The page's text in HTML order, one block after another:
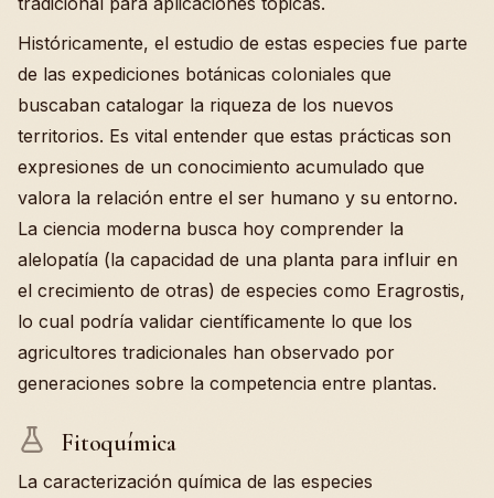
Históricamente, el estudio de estas especies fue parte
de las expediciones botánicas coloniales que
buscaban catalogar la riqueza de los nuevos
territorios. Es vital entender que estas prácticas son
expresiones de un conocimiento acumulado que
valora la relación entre el ser humano y su entorno.
La ciencia moderna busca hoy comprender la
alelopatía (la capacidad de una planta para influir en
el crecimiento de otras) de especies como Eragrostis,
lo cual podría validar científicamente lo que los
agricultores tradicionales han observado por
generaciones sobre la competencia entre plantas.
Fitoquímica
La caracterización química de las especies